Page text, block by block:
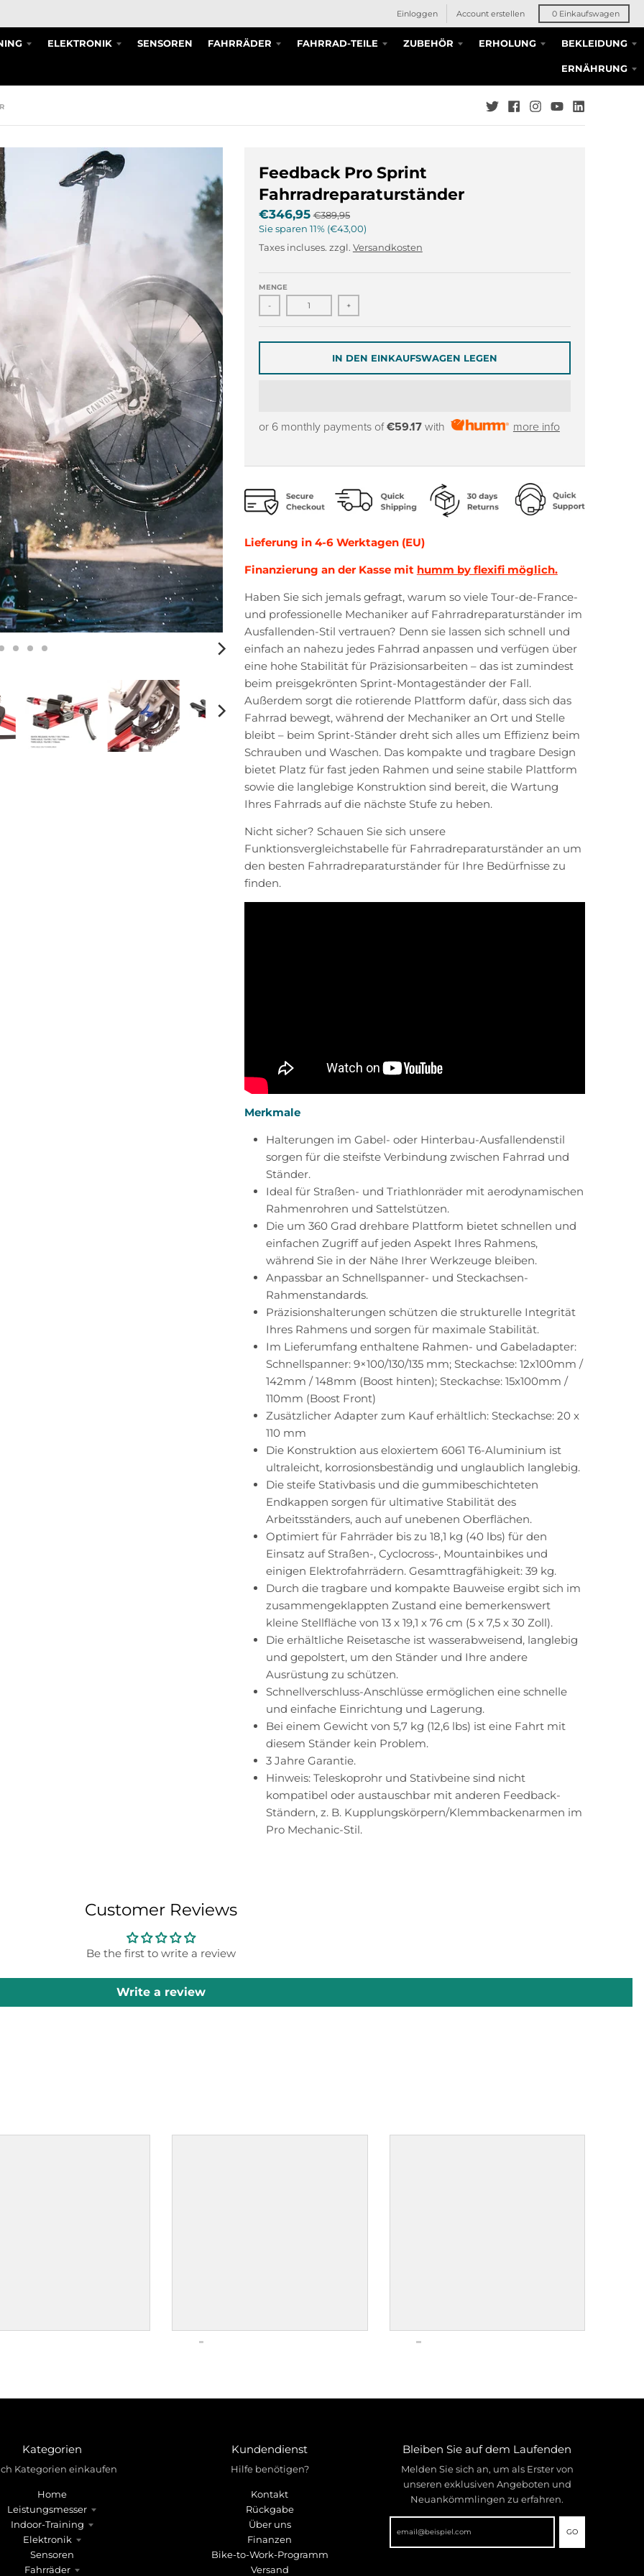
Einloggen Account erstellen 0 Einkaufswagen
ELEKTRONIK SENSOREN FAHRRÄDER FAHRRAD-TEILE ZUBEHÖR ERHOLUNG BEKLEIDUNG
ERNÄHRUNG
Feedback Pro Sprint
Fahrradreparaturständer
€346,95 €389,95
Sie sparen 11% €43,00
Taxes incluses. zzgl. Versandkosten
MENGE
- +
IN DEN EINKAUFSWAGEN LEGEN
or 6 monthly payments of€59.17 with more info
Lieferung in 4-6 Werktagen (EU)
Finanzierung an der Kasse mit humm by flexifi möglich.
Haben Sie sich jemals gefragt, warum so viele Tour-de-France-
und professionelle Mechaniker auf Fahrradreparaturständer im
Ausfallenden-Stil vertrauen? Denn sie lassen sich schnell und
einfach an nahezu jedes Fahrrad anpassen und verfügen über
eine hohe Stabilität für Präzisionsarbeiten – das ist zumindest
beim preisgekrönten Sprint-Montageständer der Fall.
Außerdem sorgt die rotierende Plattform dafür, dass sich das
Fahrrad bewegt, während der Mechaniker an Ort und Stelle
bleibt – beim Sprint-Ständer dreht sich alles um Effizienz beim
Schrauben und Waschen. Das kompakte und tragbare Design
bietet Platz für fast jeden Rahmen und seine stabile Plattform
sowie die langlebige Konstruktion sind bereit, die Wartung
Ihres Fahrrads auf die nächste Stufe zu heben.
Nicht sicher? Schauen Sie sich unsere
Funktionsvergleichstabelle für Fahrradreparaturständer an um
den besten Fahrradreparaturständer für Ihre Bedürfnisse zu
finden.
Merkmale
Halterungen im Gabel- oder Hinterbau-Ausfallendenstil
sorgen für die steifste Verbindung zwischen Fahrrad und
Ständer.
Ideal für Straßen- und Triathlonräder mit aerodynamischen
Rahmenrohren und Sattelstützen.
Die um 360 Grad drehbare Plattform bietet schnellen und
einfachen Zugriff auf jeden Aspekt Ihres Rahmens,
während Sie in der Nähe Ihrer Werkzeuge bleiben.
Anpassbar an Schnellspanner- und Steckachsen-
Rahmenstandards.
Präzisionshalterungen schützen die strukturelle Integrität
Ihres Rahmens und sorgen für maximale Stabilität.
Im Lieferumfang enthaltene Rahmen- und Gabeladapter:
Schnellspanner: 9×100/130/135 mm; Steckachse: 12x100mm /
142mm / 148mm (Boost hinten); Steckachse: 15x100mm /
110mm (Boost Front)
Zusätzlicher Adapter zum Kauf erhältlich: Steckachse: 20 x
110 mm
Die Konstruktion aus eloxiertem 6061 T6-Aluminium ist
ultraleicht, korrosionsbeständig und unglaublich langlebig.
Die steife Stativbasis und die gummibeschichteten
Endkappen sorgen für ultimative Stabilität des
Arbeitsständers, auch auf unebenen Oberflächen.
Optimiert für Fahrräder bis zu 18,1 kg (40 lbs) für den
Einsatz auf Straßen-, Cyclocross-, Mountainbikes und
einigen Elektrofahrrädern. Gesamttragfähigkeit: 39 kg.
Durch die tragbare und kompakte Bauweise ergibt sich im
zusammengeklappten Zustand eine bemerkenswert
kleine Stellfläche von 13 x 19,1 x 76 cm (5 x 7,5 x 30 Zoll).
Die erhältliche Reisetasche ist wasserabweisend, langlebig
und gepolstert, um den Ständer und Ihre andere
Ausrüstung zu schützen.
Schnellverschluss-Anschlüsse ermöglichen eine schnelle
und einfache Einrichtung und Lagerung.
Bei einem Gewicht von 5,7 kg (12,6 lbs) ist eine Fahrt mit
diesem Ständer kein Problem.
3 Jahre Garantie.
Hinweis: Teleskoprohr und Stativbeine sind nicht
kompatibel oder austauschbar mit anderen Feedback-
Ständern, z. B. Kupplungskörpern/Klemmbackenarmen im
Pro Mechanic-Stil.
Customer Reviews
Be the first to write a review
Write a review
Kategorien
Kategorien einkaufen
Home
Leistungsmesser
Indoor-Training
Elektronik
Sensoren
Fahrräder
Kundendienst
Hilfe benötigen?
Kontakt
Rückgabe
Über uns
Finanzen
Bike-to-Work-Programm
Versand
Bleiben Sie auf dem Laufenden
Melden Sie sich an, um als Erster von
unseren exklusiven Angeboten und
Neuankömmlingen zu erfahren.
GO